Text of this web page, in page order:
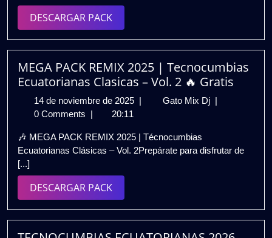
/
𝐃𝐄𝐒𝐂𝐀𝐑𝐆𝐀
𝐆𝐑𝐀𝐓𝐈𝐒
DESCARGAR PACKDESCARGAR
PACK
MEGA PACK REMIX 2025 | Tecnocumbias
Ecuatorianas Clasicas – Vol. 2 🔥 Gratis
14 de noviembre de 2025 14
de
2025
Gato Mix Dj MEGA
|
–
Vol.
2
0 Comments
20:11
🎶 MEGA PACK REMIX 2025 | Técnocumbias
Ecuatorianas Clásicas – Vol. 2Prepárate para disfrutar de
[...]
DESCARGAR PACKDESCARGAR
PACK